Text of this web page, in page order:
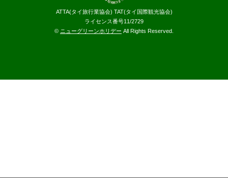
ATTA(タイ旅行業協会) TAT(タイ国際観光協会)
ライセンス番号11/2729
© ニューグリーンホリデー All Rights Reserved.